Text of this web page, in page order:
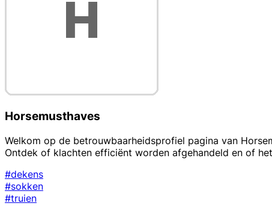
Horsemusthaves
Welkom op de betrouwbaarheidsprofiel pagina van
Ontdek of klachten efficiënt worden afgehandeld en of
#dekens
#sokken
#truien